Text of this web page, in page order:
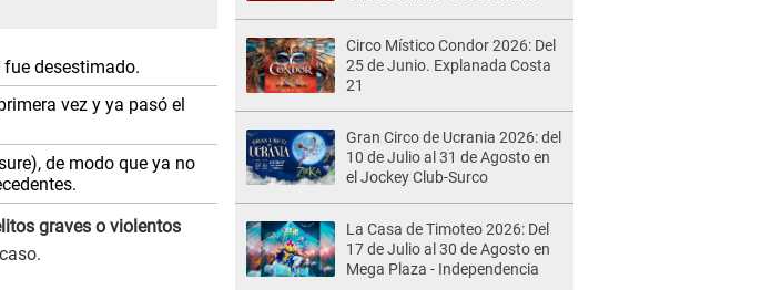
desestimado.
vez y ya pasó el
de modo que ya no
graves o violentos
Circo Místico Condor 2026: Del
25 de Junio. Explanada Costa
21
Gran Circo de Ucrania 2026: del
10 de Julio al 31 de Agosto en
el Jockey Club-Surco
La Casa de Timoteo 2026: Del
17 de Julio al 30 de Agosto en
Mega Plaza - Independencia